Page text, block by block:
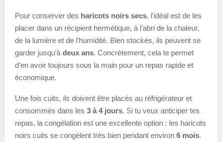
Pour conserver des haricots noirs secs, l’idéal est de les
placer dans un récipient hermétique, à l’abri de la chaleur,
de la lumière et de l’humidité. Bien stockés, ils peuvent se
garder jusqu’à deux ans. Concrètement, cela te permet
d’en avoir toujours sous la main pour un repas rapide et
économique.
Une fois cuits, ils doivent être placés au réfrigérateur et
consommés dans les 3 à 4 jours. Si tu veux anticiper tes
repas, la congélation est une excellente option : les haricots
noirs cuits se congèlent très bien pendant environ 6 mois.